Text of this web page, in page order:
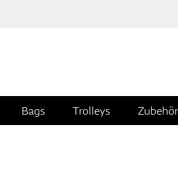
Bags Trolleys Zubehör